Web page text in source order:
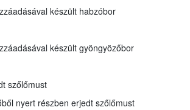
készült habzóbor
készült gyöngyözőbor
szőlőmust
nyert részben erjedt szőlőmust